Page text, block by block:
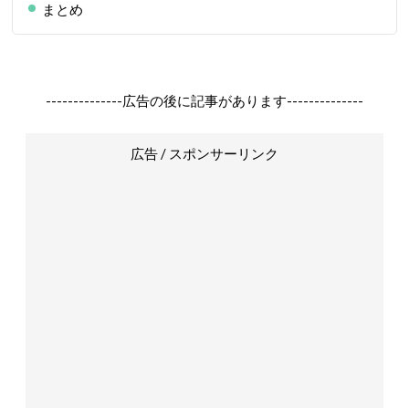
まとめ
--------------広告の後に記事があります--------------
広告 / スポンサーリンク